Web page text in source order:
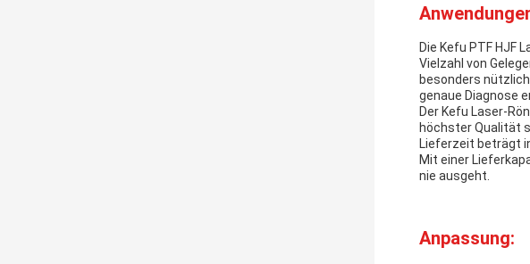
Die Kefu PTF HJF
Vielzahl von
besonders
genaue Diagnose
Der Kefu Laser-
höchster Qualität
Lieferzeit beträgt
Mit einer
nie ausgeht.
Anpassung: